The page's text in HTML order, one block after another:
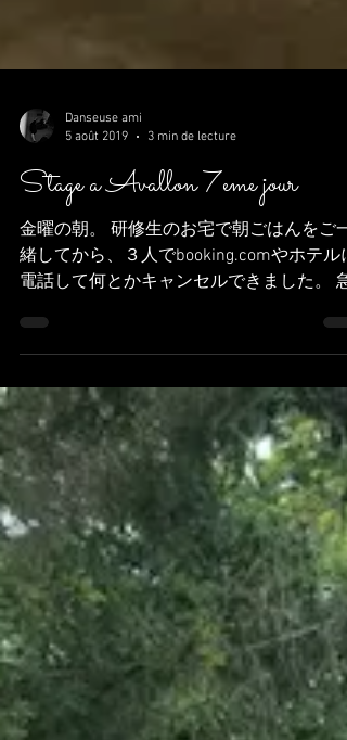
Danseuse ami
5 août 2019
3 min de lecture
Stage a Avallon 7eme jour
緒してから、３人でbooking.comやホテルに
電話して何とかキャンセルできました。 急
ぎ足でホテルに戻り、それまでの分を支払
い、荷物を全て持って研修生宅へ。 amioの
分のランチボックスも作ってお昼ご飯を入
てくれたので、晴れて今...